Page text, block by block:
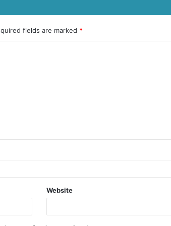
fields are marked *
Website